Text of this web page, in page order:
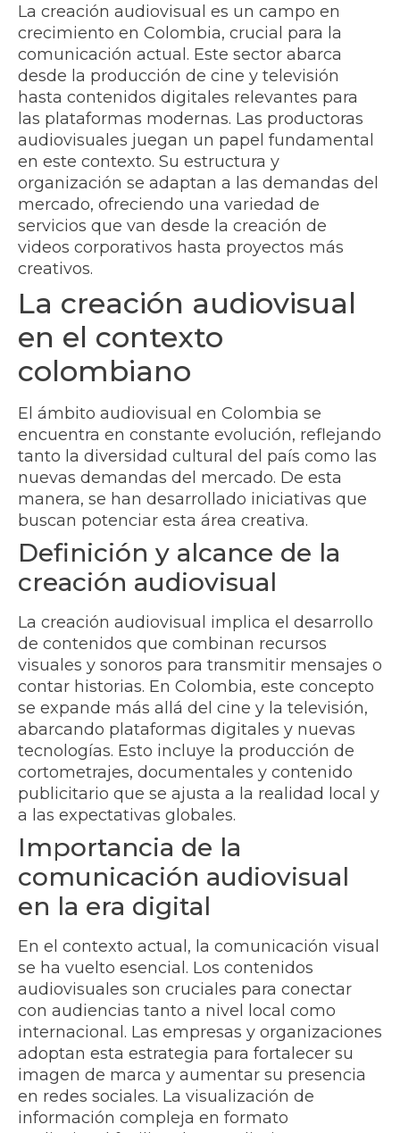
La creación audiovisual es un campo en
crecimiento en Colombia, crucial para la
comunicación actual. Este sector abarca
desde la producción de cine y televisión
hasta contenidos digitales relevantes para
las plataformas modernas. Las productoras
audiovisuales juegan un papel fundamental
en este contexto. Su estructura y
organización se adaptan a las demandas del
mercado, ofreciendo una variedad de
servicios que van desde la creación de
videos corporativos hasta proyectos más
creativos.
La creación audiovisual
en el contexto
colombiano
El ámbito audiovisual en Colombia se
encuentra en constante evolución, reflejando
tanto la diversidad cultural del país como las
nuevas demandas del mercado. De esta
manera, se han desarrollado iniciativas que
buscan potenciar esta área creativa.
Definición y alcance de la
creación audiovisual
La creación audiovisual implica el desarrollo
de contenidos que combinan recursos
visuales y sonoros para transmitir mensajes o
contar historias. En Colombia, este concepto
se expande más allá del cine y la televisión,
abarcando plataformas digitales y nuevas
tecnologías. Esto incluye la producción de
cortometrajes, documentales y contenido
publicitario que se ajusta a la realidad local y
a las expectativas globales.
Importancia de la
comunicación audiovisual
en la era digital
En el contexto actual, la comunicación visual
se ha vuelto esencial. Los contenidos
audiovisuales son cruciales para conectar
con audiencias tanto a nivel local como
internacional. Las empresas y organizaciones
adoptan esta estrategia para fortalecer su
imagen de marca y aumentar su presencia
en redes sociales. La visualización de
información compleja en formato